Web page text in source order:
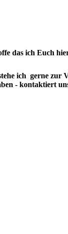
das ich Euch
ich gerne zur
- kontaktiert